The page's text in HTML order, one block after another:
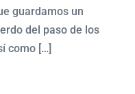
guardamos un
del paso de los
como […]